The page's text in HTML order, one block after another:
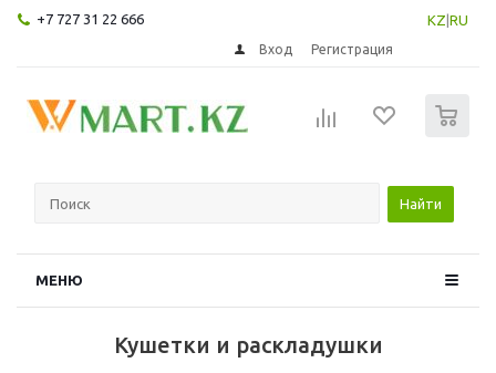
+7 727 31 22 666 KZ RU
Вход Регистрация
Найти
МЕНЮ
Кушетки и раскладушки